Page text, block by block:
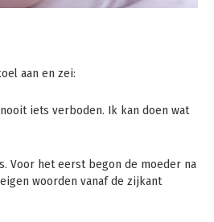
aan en zei:
iets verboden. Ik kan doen wat
Voor het eerst begon de moeder na
woorden vanaf de zijkant